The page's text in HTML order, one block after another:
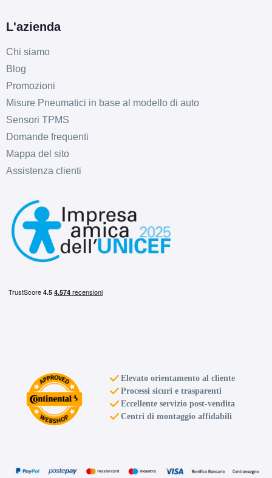
C B 71
L'azienda
Chi siamo
Blog
Promozioni
Misure Pneumatici in base al modello di auto
Sensori TPMS
Domande frequenti
Mappa del sito
Assistenza clienti
Elevato orientamento al cliente
Processi sicuri e trasparenti
Eccellente servizio post-vendita
Centri di montaggio affidabili